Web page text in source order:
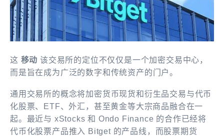
这 移动该交易所的定位不仅仅是一个加密交易中心，
而是旨在成为广泛的数字和传统资产的门户。
通用交易所的概念将加密货币现货和衍生品交易与代币
化股票、ETF、外汇，甚至黄金等大宗商品融合在一
起。最近与 xStocks 和 Ondo Finance 的合作已经将
代币化股票产品推入 Bitget 的产品线，而股票期货